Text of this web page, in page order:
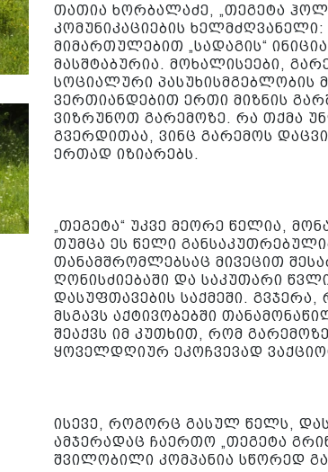
თათია ხორბალაძე, „თეგეტა
კომუნიკაციების
მიმართულებით „სადაგის“
მასშტაბურია. მოხალისეები,
სოციალური პასუხისმგებლობის
ვერთიანდებით ერთი მიზნის
ვიზრუნოთ გარემოზე. რა თქმა
გვერდითაა, ვინც გარემოს
ერთად იზიარებს.
„თეგეტა“ უკვე მეორე წელია,
თუმცა ეს წელი
თანამშრომლებსაც მივეცით
ღონისძიებაში და საკუთარი
დასუფთავების საქმეში.
მსგავს აქტივობებში
შეაქვს იმ კუთხით, რომ
ყოველდღიურ ეკოჩვევად
ისევე, როგორც გასულ წელს,
ამჯერადაც ჩაერთო „თეგეტა
შვილობილი კომპანია სწორედ